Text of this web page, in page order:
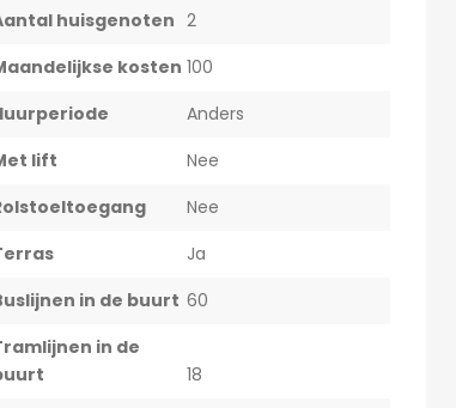
huisgenoten 2
kosten 100
Anders
lift
Nee
Nee
Ja
in de buurt 60
in de
18